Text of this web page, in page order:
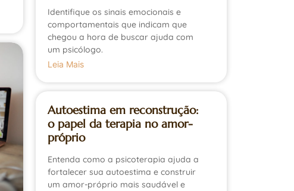
Identifique os sinais emocionais e
comportamentais que indicam que
chegou a hora de buscar ajuda com
um psicólogo.
Leia Mais
Autoestima em reconstrução:
o papel da terapia no amor-
próprio
Entenda como a psicoterapia ajuda a
fortalecer sua autoestima e construir
um amor-próprio mais saudável e